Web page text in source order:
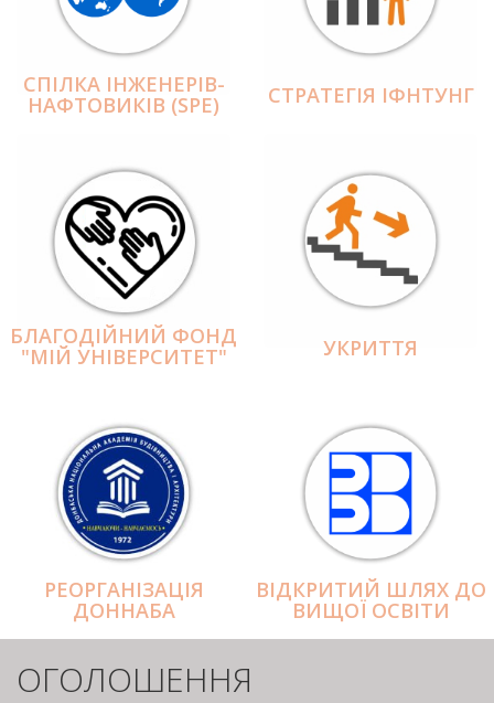
СПІЛКА ІНЖЕНЕРІВ-
НАФТОВИКІВ (SPE) СТРАТЕГІЯ ІФНТУНГ
БЛАГОДІЙНИЙ ФОНД
"МІЙ УНІВЕРСИТЕТ" УКРИТТЯ
РЕОРГАНІЗАЦІЯ
ДОННАБА
ВІДКРИТИЙ ШЛЯХ ДО
ВИЩОЇ ОСВІТИ
ОГОЛОШЕННЯ